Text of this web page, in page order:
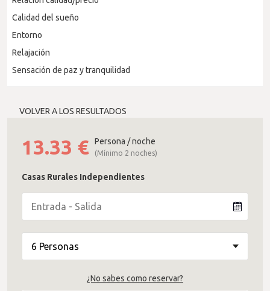
Calidad del sueño
Entorno
Relajación
Sensación de paz y tranquilidad
VOLVER A LOS RESULTADOS
13.33 € Persona / noche
(Mínimo 2 noches)
Casas Rurales Independientes
¿No sabes como reservar?